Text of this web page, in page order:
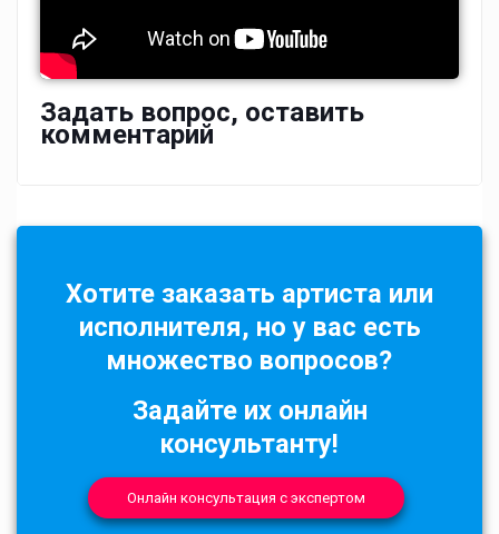
Задать вопрос, оставить
комментарий
Хотите заказать артиста или
исполнителя, но у вас есть
множество вопросов?
Задайте их онлайн
консультанту!
Онлайн консультация с экспертом